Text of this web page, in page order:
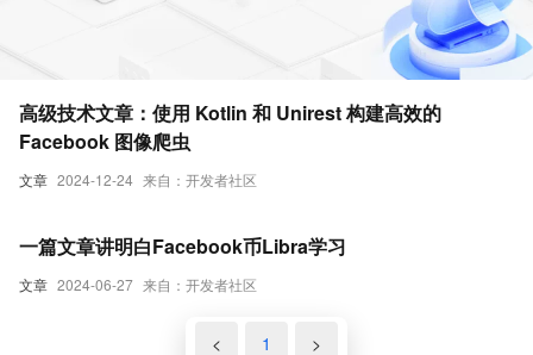
文章 2024-12-24 来自：开发者社区
高级技术文章：使用 Kotlin 和 Unirest 构建高效的
Facebook 图像爬虫
文章 2024-06-27 来自：开发者社区
一篇文章讲明白Facebook币Libra学习
< 1 >